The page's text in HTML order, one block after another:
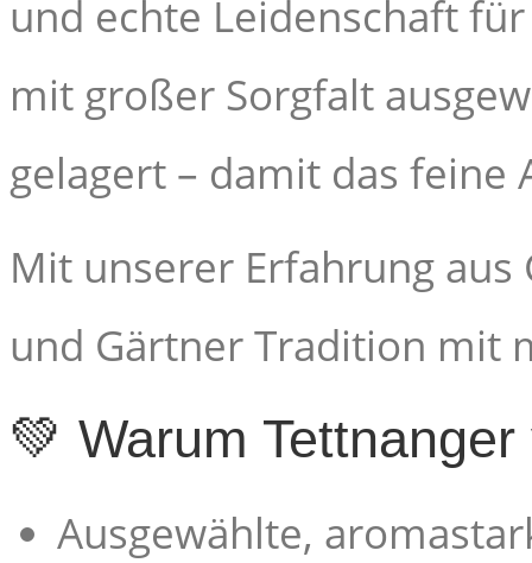
und echte Leidenschaft
mit großer Sorgfalt
gelagert – damit das
Mit unserer Erfahrung
und Gärtner Tradition mit
💚 Warum
Ausgewählte,